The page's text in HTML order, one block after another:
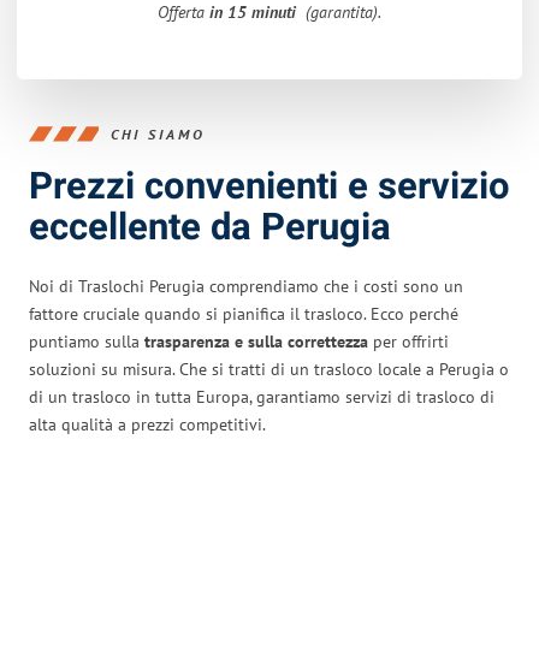
Offerta in 15 minuti (garantita).
CHI SIAMO
Prezzi convenienti e servizio
eccellente da Perugia
Noi di Traslochi Perugia comprendiamo che i costi sono un
fattore cruciale quando si pianifica il trasloco. Ecco perché
puntiamo sulla trasparenza e sulla correttezza per offrirti
soluzioni su misura. Che si tratti di un trasloco locale a Perugia o
di un trasloco in tutta Europa, garantiamo servizi di trasloco di
alta qualità a prezzi competitivi.